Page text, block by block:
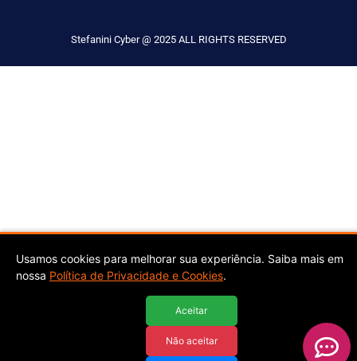
Usamos cookies para melhorar sua experiência. Saiba mais em
nossa Política de Privacidade e Cookies.
Aceitar
Não aceitar
Stefanini Cyber @ 2025 ALL RIGHTS RESERVED